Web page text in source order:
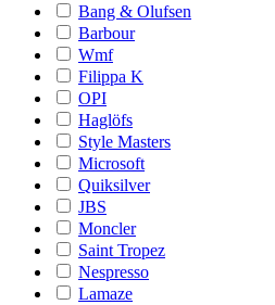
Bang & Olufsen
Barbour
Wmf
Filippa K
OPI
Haglöfs
Style Masters
Microsoft
Quiksilver
JBS
Moncler
Saint Tropez
Nespresso
Lamaze